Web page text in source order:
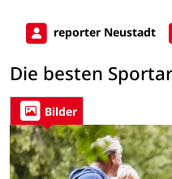
reporter Neustadt
Die besten
Bilder